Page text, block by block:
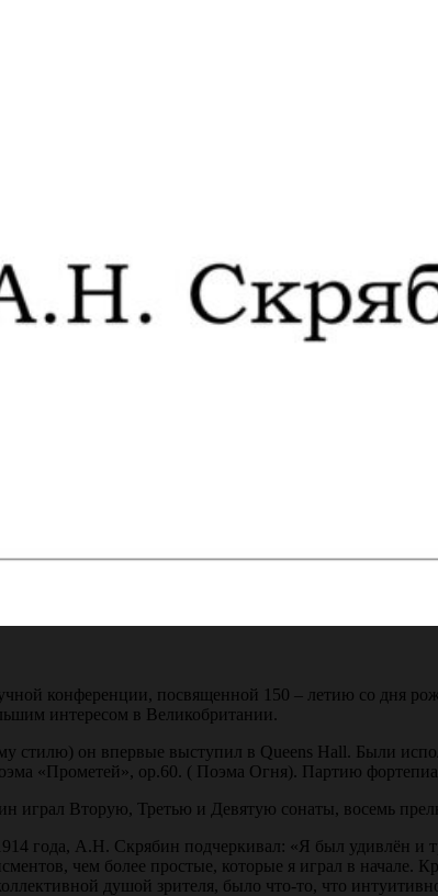
конференции, посвященной 150 – летию со дня
интересом в Великобритании.
стилю) он впервые выступил в Queens Hall. Были
«Прометей», ор.60. ( Поэма Огня). Партию
играл Вторую, Третью и Девятую сонаты, восемь
года, А.Н. Скрябин подчеркивал: «Я был удивлён
чем более простые, которые я играл в
душой зрителя, было что-то, что